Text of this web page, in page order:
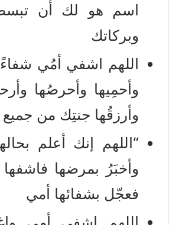
اسم هو لك أن
وبركاتك
اللهم اشفي أمُي شفاءً
وأحمِيها وأحرصُها
وأرزقُها جنتِك من جميع
“اللهم إنك أعلم
وأخبَرُ بمرضها فاشفها
فعجّل بشفائها أمي